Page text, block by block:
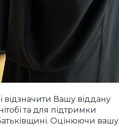
відзначити Вашу віддану
та для підтримки
Оцінюючи вашу